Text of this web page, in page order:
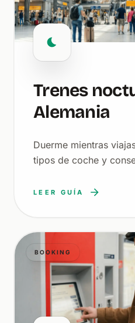
Trenes
Alemania
Duerme mientras
tipos de coche y
LEER GUÍA
BOOKING